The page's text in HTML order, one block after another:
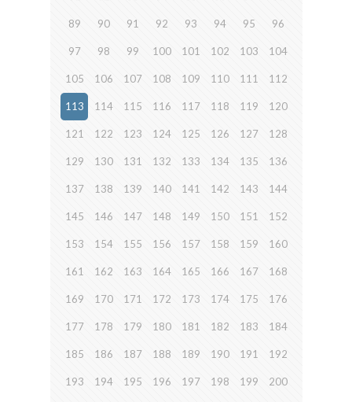
89 90 91 92 93 94 95 96
97 98 99 100 101 102 103 104
105 106 107 108 109 110 111 112
113 114 115 116 117 118 119 120
121 122 123 124 125 126 127 128
129 130 131 132 133 134 135 136
137 138 139 140 141 142 143 144
145 146 147 148 149 150 151 152
153 154 155 156 157 158 159 160
161 162 163 164 165 166 167 168
169 170 171 172 173 174 175 176
177 178 179 180 181 182 183 184
185 186 187 188 189 190 191 192
193 194 195 196 197 198 199 200